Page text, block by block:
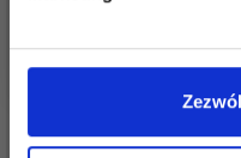
LAZY LION
109,00 zł